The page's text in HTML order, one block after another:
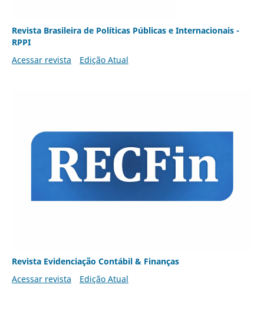
Revista Brasileira de Políticas Públicas e Internacionais -
RPPI
Acessar revista
Edição Atual
Revista Evidenciação Contábil & Finanças
Acessar revista
Edição Atual